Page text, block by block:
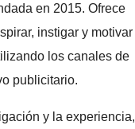
en 2015. Ofrece
instigar y motivar
los canales de
publicitario.
y la experiencia,